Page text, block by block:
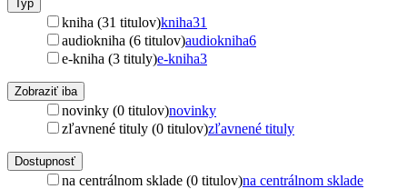
Typ
kniha (31 titulov)kniha31
audiokniha (6 titulov)audiokniha6
e-kniha (3 tituly)e-kniha3
Zobraziť iba
novinky (0 titulov)novinky
zľavnené tituly (0 titulov)zľavnené tituly
Dostupnosť
na centrálnom sklade (0 titulov)na centrálnom sklade